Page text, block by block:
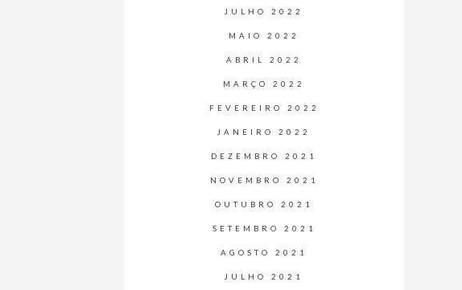
JULHO 2022
MAIO 2022
ABRIL 2022
MARÇO 2022
FEVEREIRO 2022
JANEIRO 2022
DEZEMBRO 2021
NOVEMBRO 2021
OUTUBRO 2021
SETEMBRO 2021
AGOSTO 2021
JULHO 2021